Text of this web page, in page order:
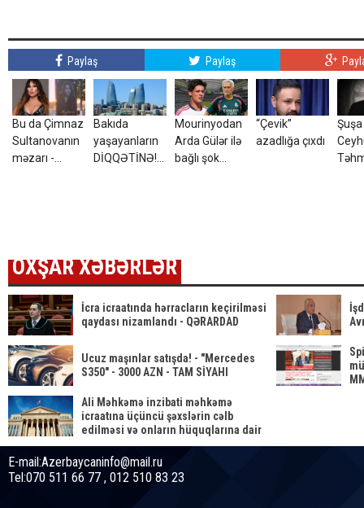
Paylaş Paylaş
Bu da Çimnaz
Sultanovanın
məzarı -
Bakıda
yaşayanların
DİQQƏTİNƏ!7
Mourinyodan
Arda Gülər ilə
bağlı şok
“Çevik”
azadlığa çıxdı
OXŞAR XƏBƏRLƏR
İcra icraatında hərracların keçirilməsi
qaydası nizamlandı - QƏRARDAD
Ucuz maşınlar satışda! - "Mercedes
S350" - 3000 AZN - TAM SİYAHI
Ali Məhkəmə inzibati məhkəmə
icraatına üçüncü şəxslərin cəlb
edilməsi və onların hüquqlarına dair
qərardad qəbul etdi
E-mail:Azerbaycaninfo@mail.ru
Tel:070 511 66 77 , 012 510 83 23